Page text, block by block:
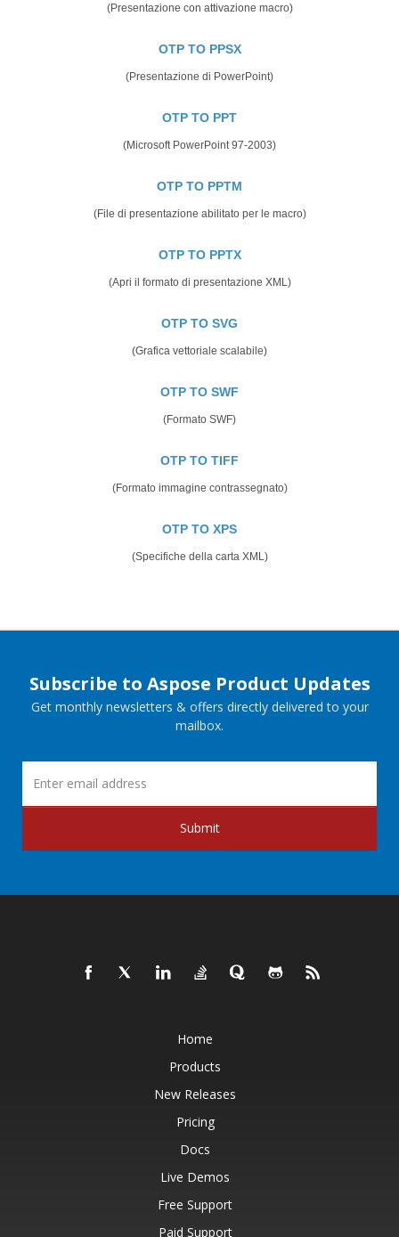
(Presentazione con attivazione macro)
OTP TO PPSX
(Presentazione di PowerPoint)
OTP TO PPT
(Microsoft PowerPoint 97-2003)
OTP TO PPTM
(File di presentazione abilitato per le macro)
OTP TO PPTX
(Apri il formato di presentazione XML)
OTP TO SVG
(Grafica vettoriale scalabile)
OTP TO SWF
(Formato SWF)
OTP TO TIFF
(Formato immagine contrassegnato)
OTP TO XPS
(Specifiche della carta XML)
Subscribe to Aspose Product Updates
Get monthly newsletters & offers directly delivered to your
mailbox.
Submit
Home
Products
New Releases
Pricing
Docs
Live Demos
Free Support
Paid Support